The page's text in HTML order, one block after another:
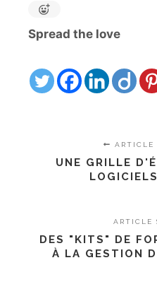
Spread the love
ARTICLE
UNE GRILLE
DES "KITS" DE
À LA GESTION